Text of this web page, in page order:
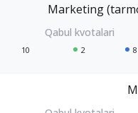
Marketing
10 2 8